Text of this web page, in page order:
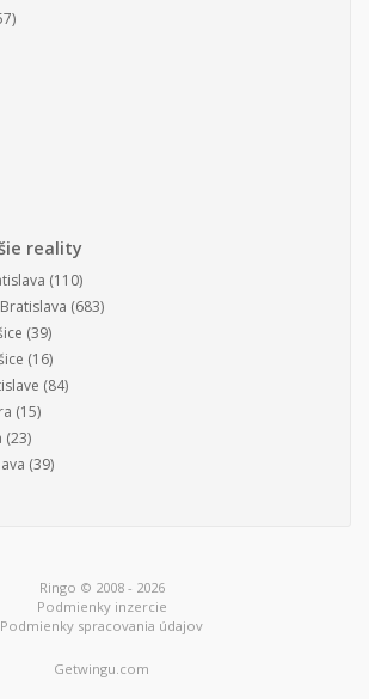
reality
(110)
(683)
(39)
(16)
(84)
(15)
(23)
(39)
Ringo © 2008 - 2026
Podmienky inzercie
Podmienky spracovania údajov
Getwingu.com